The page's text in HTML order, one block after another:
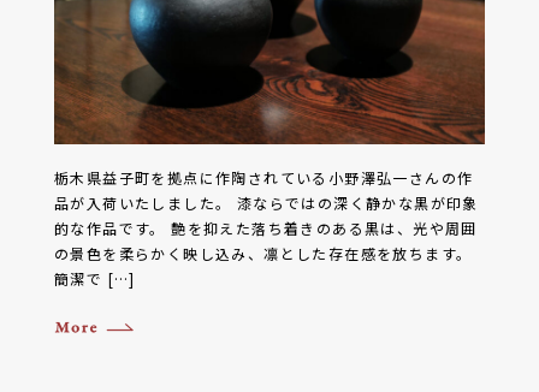
栃木県益子町を拠点に作陶されている小野澤弘一さんの作
品が入荷いたしました。 漆ならではの深く静かな黒が印象
的な作品です。 艶を抑えた落ち着きのある黒は、光や周囲
の景色を柔らかく映し込み、凛とした存在感を放ちます。
簡潔で […]